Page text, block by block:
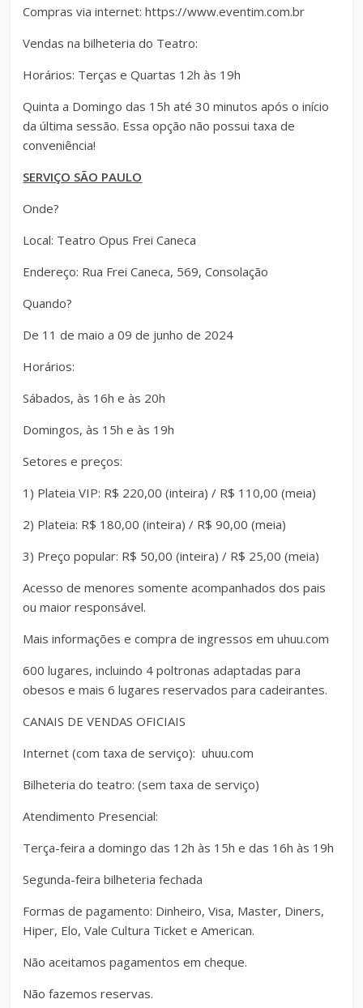
Compras via internet: https://www.eventim.com.br
Vendas na bilheteria do Teatro:
Horários: Terças e Quartas 12h às 19h
Quinta a Domingo das 15h até 30 minutos após o início
da última sessão. Essa opção não possui taxa de
conveniência!
SERVIÇO SÃO PAULO
Onde?
Local: Teatro Opus Frei Caneca
Endereço: Rua Frei Caneca, 569, Consolação
Quando?
De 11 de maio a 09 de junho de 2024
Horários:
Sábados, às 16h e às 20h
Domingos, às 15h e às 19h
Setores e preços:
1) Plateia VIP: R$ 220,00 (inteira) / R$ 110,00 (meia)
2) Plateia: R$ 180,00 (inteira) / R$ 90,00 (meia)
3) Preço popular: R$ 50,00 (inteira) / R$ 25,00 (meia)
Acesso de menores somente acompanhados dos pais
ou maior responsável.
Mais informações e compra de ingressos em uhuu.com
600 lugares, incluindo 4 poltronas adaptadas para
obesos e mais 6 lugares reservados para cadeirantes.
CANAIS DE VENDAS OFICIAIS
Internet (com taxa de serviço): uhuu.com
Bilheteria do teatro: (sem taxa de serviço)
Atendimento Presencial:
Terça-feira a domingo das 12h às 15h e das 16h às 19h
Segunda-feira bilheteria fechada
Formas de pagamento: Dinheiro, Visa, Master, Diners,
Hiper, Elo, Vale Cultura Ticket e American.
Não aceitamos pagamentos em cheque.
Não fazemos reservas.